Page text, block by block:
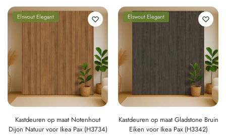
Elswout Elegant
Kastdeuren op maat Notenhout
Dijon Natuur voor Ikea Pax (H3734)
Elswout Elegant
Kastdeuren op maat Gladstone Bruin
Eiken voor Ikea Pax (H3342)